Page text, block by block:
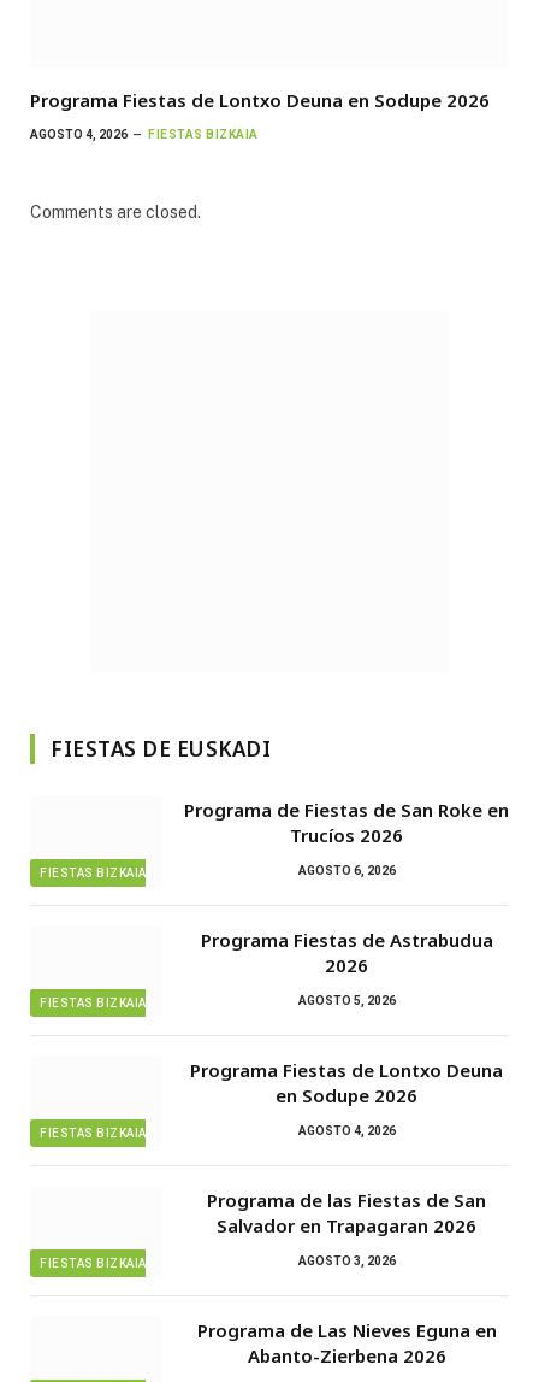
Programa Fiestas de Lontxo Deuna en Sodupe 2026
AGOSTO 4, 2026 FIESTAS BIZKAIA
Comments are closed.
FIESTAS DE EUSKADI
FIESTAS BIZKAIA
Programa de Fiestas de San Roke en
Trucíos 2026
AGOSTO 6, 2026
FIESTAS BIZKAIA
Programa Fiestas de Astrabudua
2026
AGOSTO 5, 2026
FIESTAS BIZKAIA
Programa Fiestas de Lontxo Deuna
en Sodupe 2026
AGOSTO 4, 2026
FIESTAS BIZKAIA
Programa de las Fiestas de San
Salvador en Trapagaran 2026
AGOSTO 3, 2026
Programa de Las Nieves Eguna en
Abanto-Zierbena 2026